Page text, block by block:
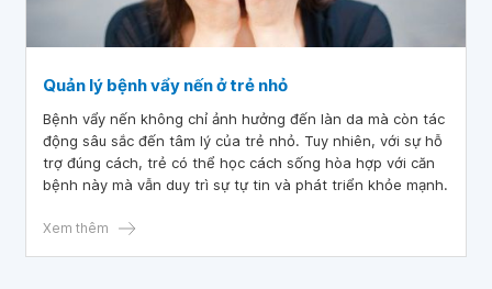
Quản lý bệnh vẩy nến ở trẻ nhỏ
Bệnh vẩy nến không chỉ ảnh hưởng đến làn da mà còn tác
động sâu sắc đến tâm lý của trẻ nhỏ. Tuy nhiên, với sự hỗ
trợ đúng cách, trẻ có thể học cách sống hòa hợp với căn
bệnh này mà vẫn duy trì sự tự tin và phát triển khỏe mạnh.
Xem thêm